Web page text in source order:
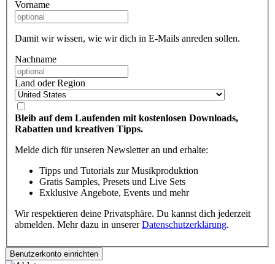
Vorname
Damit wir wissen, wie wir dich in E-Mails anreden sollen.
Nachname
Land oder Region
Bleib auf dem Laufenden mit kostenlosen Downloads,
Rabatten und kreativen Tipps.
Melde dich für unseren Newsletter an und erhalte:
Tipps und Tutorials zur Musikproduktion
Gratis Samples, Presets und Live Sets
Exklusive Angebote, Events und mehr
Wir respektieren deine Privatsphäre. Du kannst dich jederzeit
abmelden. Mehr dazu in unsererDatenschutzerklärung.